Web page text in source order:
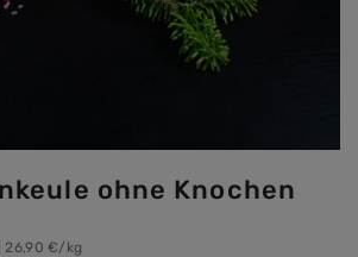
ohne Knochen
| 26,90 €/kg
Abbrechen